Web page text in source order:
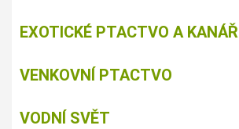
EXOTICKÉ PTACTVO A KANÁŘI
VENKOVNÍ PTACTVO
VODNÍ SVĚT